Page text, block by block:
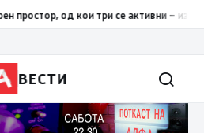
11 пожари на отворен простор, од
ВЕСТИ